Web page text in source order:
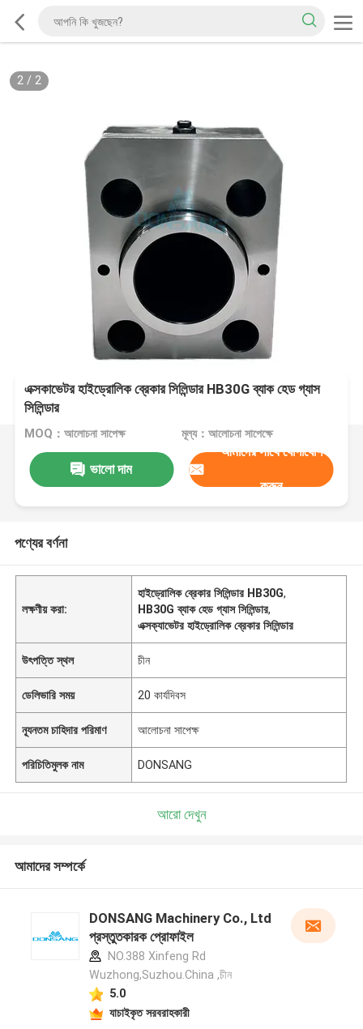
2/ 2
এক্সকাভেটর হাইড্রোলিক ব্রেকার সিলিন্ডার HB30G ব্যাক হেড গ্যাস
সিলিন্ডার
MOQ：আলোচনা সাপেক্ষ মূল্য：আলোচনা সাপেক্ষে
ভালো দাম
আমাদের সাথে যোগাযোগ
করুন
পণ্যের বর্ণনা
লক্ষণীয় করা:
হাইড্রোলিক ব্রেকার সিলিন্ডার HB30G,
HB30G ব্যাক হেড গ্যাস সিলিন্ডার,
এক্সক্যাভেটর হাইড্রোলিক ব্রেকার সিলিন্ডার
উৎপত্তি স্থল চীন
ডেলিভারি সময় 20 কার্যদিবস
ন্যূনতম চাহিদার পরিমাণ আলোচনা সাপেক্ষ
পরিচিতিমুলক নাম DONSANG
আরো দেখুন
আমাদের সম্পর্কে
DONSANG Machinery Co., Ltd
প্রস্তুতকারক প্রোফাইল
NO.388 Xinfeng Rd
Wuzhong,Suzhou.China ,চীন
5.0
যাচাইকৃত সরবরাহকারী